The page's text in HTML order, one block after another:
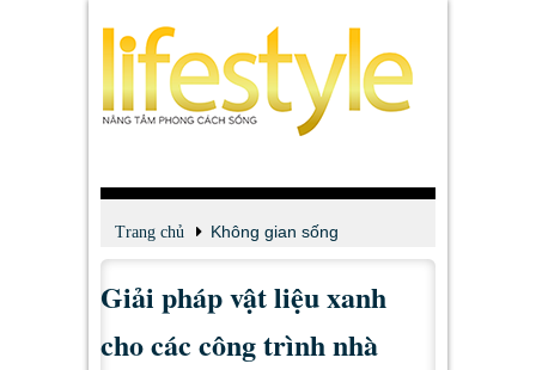
Trang chủ Không gian sống
Giải pháp vật liệu xanh
cho các công trình nhà